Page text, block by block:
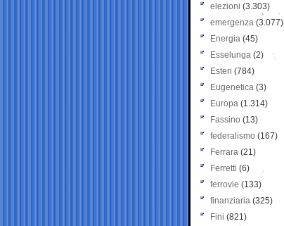
elezioni (3.303)
emergenza (3.077)
Energia (45)
Esselunga (2)
Esteri (784)
Eugenetica (3)
Europa (1.314)
Fassino (13)
federalismo (167)
Ferrara (21)
Ferretti (6)
ferrovie (133)
finanziaria (325)
Fini (821)